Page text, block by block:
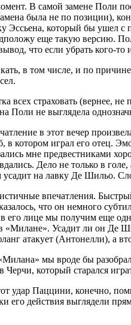
В самой замене Поли
была не по позиции),
Эссьена, который бы ушел
еще такую версию.
что если убрать кого-
в том числе, и по
всех страховать (вернее,
Поли не выглядела
в этот вечер
котором играл его отец.
мне предвестниками
Дело не только в
усадит на лавку Де Шильо.
впечатления.
что он немного
лице мы получим еще
в «Милане». Усадит ли он
атакует (Антонелли), а
мы вроде бы
который старался
удар Паццини, конечно,
его действия выглядели